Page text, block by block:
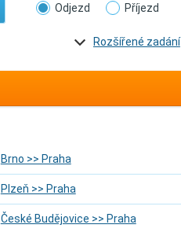
Odjezd Příjezd
Rozšířené zadání
Brno >> Praha
Plzeň >> Praha
České Budějovice >> Praha